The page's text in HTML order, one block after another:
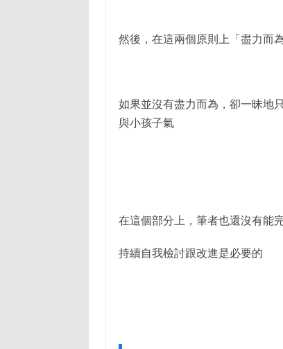
然後，在這兩個原則上「盡力而為
如果並沒有盡力而為，卻一昧地
與小孩子氣
在這個部分上，筆者也還沒有能
持續自我檢討跟改進是必要的